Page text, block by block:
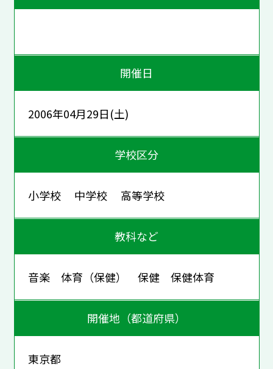
開催日
2006年04月29日(土)
学校区分
小学校 中学校 高等学校
教科など
音楽 体育（保健） 保健 保健体育
開催地（都道府県）
東京都